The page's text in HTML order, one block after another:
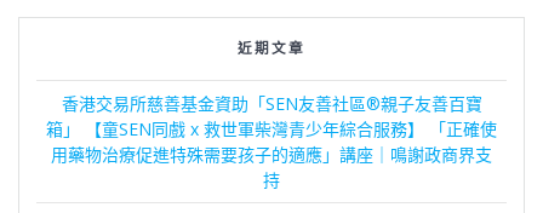
近期文章
香港交易所慈善基金資助「SEN友善社區®親子友善百寶
箱」 【童SEN同戲 x 救世軍柴灣青少年綜合服務】 「正確使
用藥物治療促進特殊需要孩子的適應」講座｜鳴謝政商界支
持